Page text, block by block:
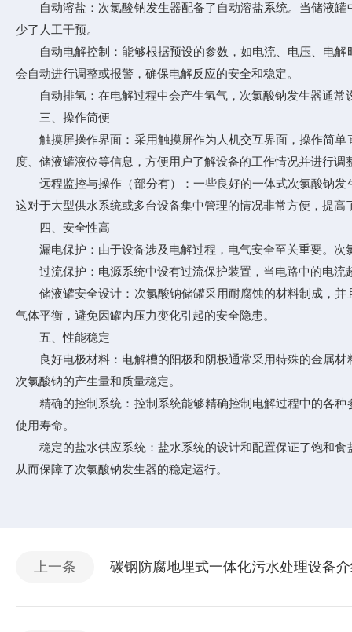
自动溶盐：次氯酸钠发生器配备了自动溶盐系统。当储液罐
少了人工干预。
自动电解控制：能够根据预设的参数，如电流、电压、电解
会自动进行调整或报警，确保电解反应的安全和稳定。
自动排氢：在电解过程中会产生氢气，次氯酸钠发生器通常
三、操作简便
触摸屏操作界面：采用触摸屏作为人机交互界面，操作简单
度、储液罐液位等信息，方便用户了解设备的工作情况并进行调
远程监控与操作（部分有）：一些良好的一体式次氯酸钠发
这对于大型供水系统或多台设备集中管理的情况非常方便，提高
四、安全性高
漏电保护：由于设备涉及电解过程，电气安全至关重要。次
过流保护：电源系统中设有过流保护装置，当电路中的电流
储液罐安全设计：次氯酸钠储罐采用耐腐蚀的材料制成，并
气体平衡，避免因罐内压力变化引起的安全隐患。
五、性能稳定
良好电极材料：电解槽的阳极和阴极通常采用特殊的金属材
次氯酸钠的产生量和质量稳定。
精确的控制系统：控制系统能够精确控制电解过程中的各种
使用寿命。
稳定的盐水供应系统：盐水系统的设计和配置保证了饱和食
从而保障了次氯酸钠发生器的稳定运行。
上一条 碳钢防腐地埋式一体化污水处理设备